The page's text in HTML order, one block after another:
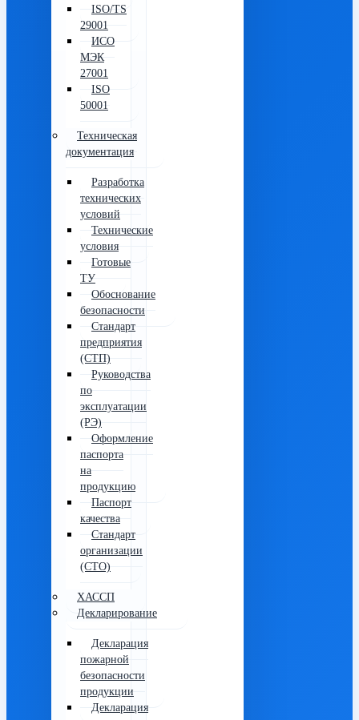
ISO/TS
29001
ИСО
МЭК
27001
ISO
50001
Техническая
документация
Разработка
технических
условий
Технические
условия
Готовые
ТУ
Обоснование
безопасности
Стандарт
предприятия
(СТП)
Руководства
по
эксплуатации
(РЭ)
Оформление
паспорта
на
продукцию
Паспорт
качества
Стандарт
организации
(СТО)
ХАССП
Декларирование
Декларация
пожарной
безопасности
продукции
Декларация